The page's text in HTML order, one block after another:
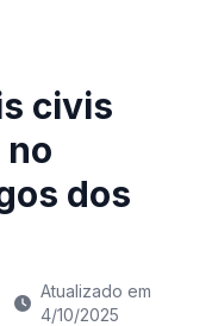
civis
dos
Atualizado em
4/10/2025